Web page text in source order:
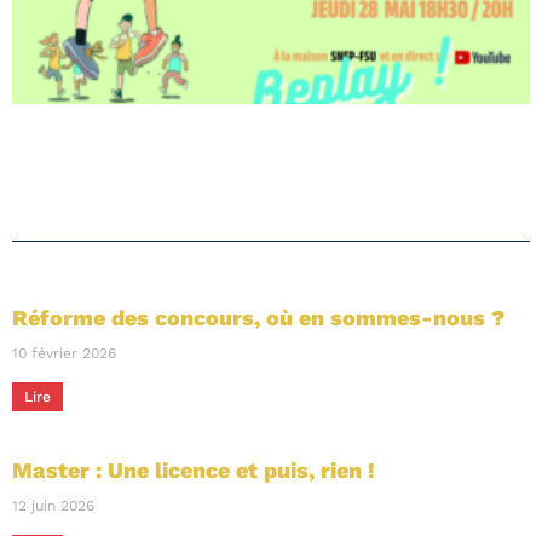
Réforme des concours, où en sommes-nous ?
10 février 2026
Lire
Master : Une licence et puis, rien !
12 juin 2026